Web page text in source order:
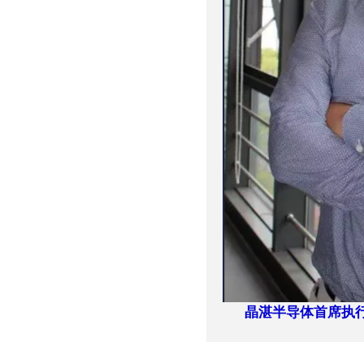
晶湛半导体首席执